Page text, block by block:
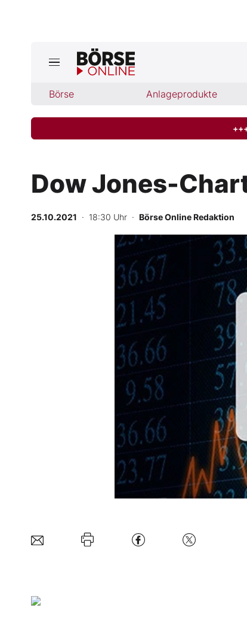
Börse Anlageprodukte
Börse
Abo & Shop
BO-Musterdepots
Mein B:O
Mein Konto
Folgen Sie uns
Dow Jones-
25.10.2021 · 18:30 Uhr · Börse Online Redaktion